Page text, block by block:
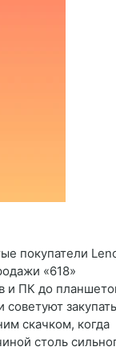
покупатели
«618»
и ПК до
скачком, когда
столь